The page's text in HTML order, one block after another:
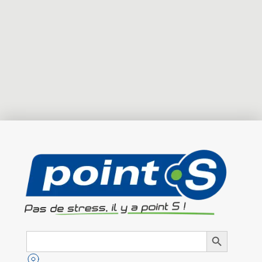
Search
Search Button